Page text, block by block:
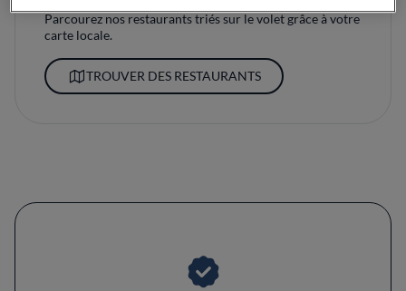
Parcourez nos restaurants triés sur le volet grâce à votre
carte locale.
TROUVER DES RESTAURANTS